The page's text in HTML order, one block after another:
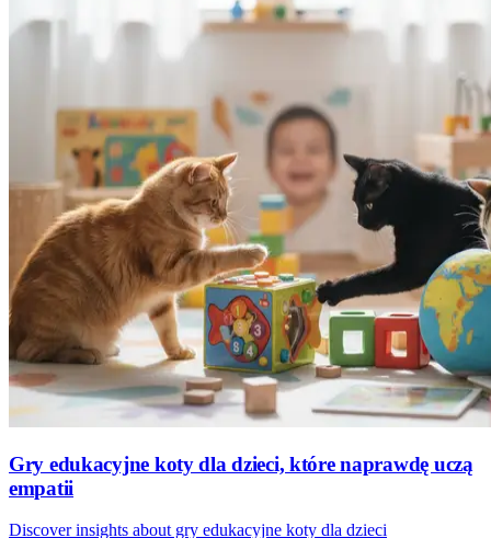
Gry edukacyjne koty dla dzieci, które naprawdę uczą
empatii
Discover insights about gry edukacyjne koty dla dzieci